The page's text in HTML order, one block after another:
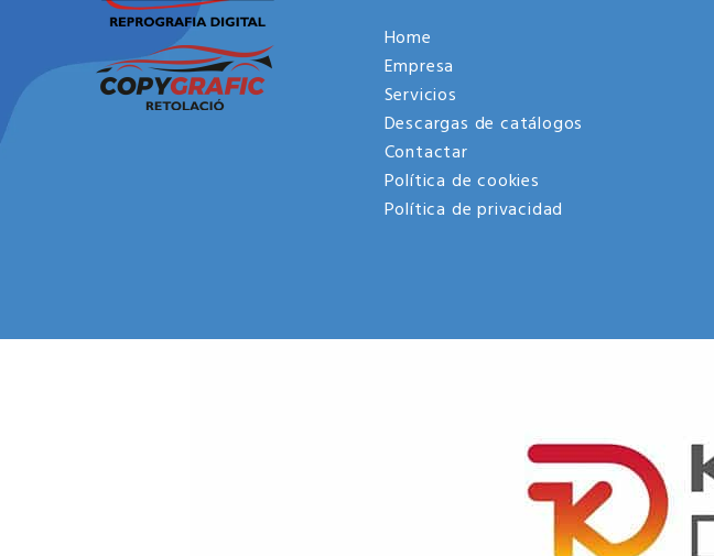
Home
Empresa
Servicios
Descargas de catálogos
Contactar
Política de cookies
Política de privacidad